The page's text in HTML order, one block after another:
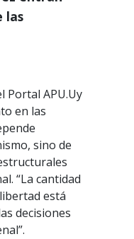
las
Portal APU.Uy
en las
sino de
“La cantidad
está
decisiones